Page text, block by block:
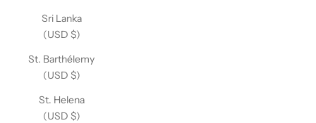
Sri Lanka
(USD $)
St. Barthélemy
(USD $)
St. Helena
(USD $)